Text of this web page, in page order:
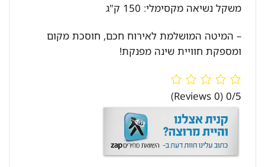
משקל נשיאה מקסימלי: 150 ק"ג
– המיטה המושלמת לאירוח חכם, חוסכת מקום
ומספקת חוויית שינה מפנקת!
0/5
(0 Reviews)